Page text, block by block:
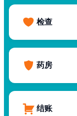
检查
药房
结账